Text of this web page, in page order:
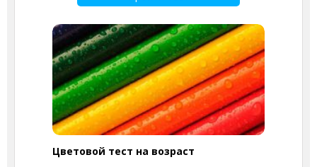
Цветовой тест на возраст